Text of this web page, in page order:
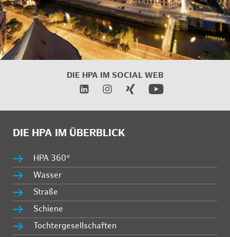
DIE HPA IM SOCIAL WEB
DIE HPA IM ÜBERBLICK
HPA 360°
Wasser
Straße
Schiene
Tochtergesellschaften